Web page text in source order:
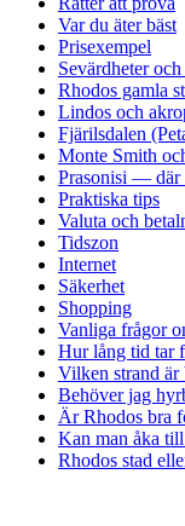
Var du äter bäst
Prisexempel
Sevärdheter
Rhodos gamla
Lindos och
Fjärilsdalen
Monte Smith
Prasonisi — där
Praktiska tips
Valuta och
Tidszon
Internet
Säkerhet
Shopping
Vanliga frågor
Hur lång tid tar
Vilken strand är
Behöver jag
Är Rhodos bra
Kan man åka
Rhodos stad